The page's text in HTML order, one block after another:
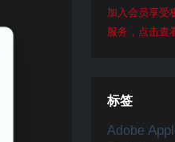
加入会员享受
服务，点击查
标签
Adobe